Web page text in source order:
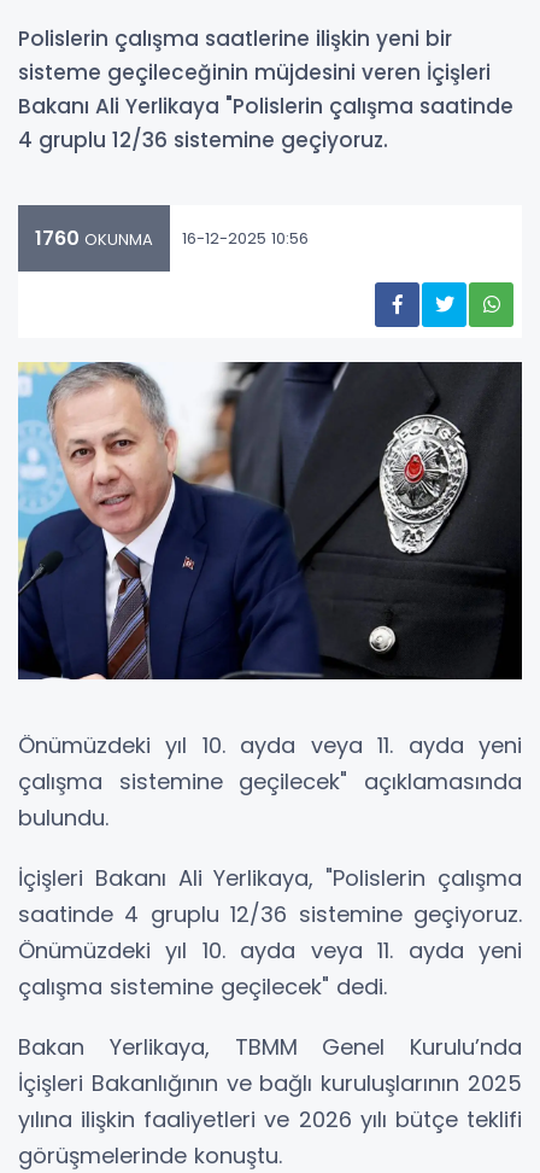
Polislerin çalışma saatlerine ilişkin yeni bir
sisteme geçileceğinin müjdesini veren İçişleri
Bakanı Ali Yerlikaya "Polislerin çalışma saatinde
4 gruplu 12/36 sistemine geçiyoruz.
1760 OKUNMA 16-12-2025 10:56
Önümüzdeki yıl 10. ayda veya 11. ayda yeni
çalışma sistemine geçilecek" açıklamasında
bulundu.
İçişleri Bakanı Ali Yerlikaya, "Polislerin çalışma
saatinde 4 gruplu 12/36 sistemine geçiyoruz.
Önümüzdeki yıl 10. ayda veya 11. ayda yeni
çalışma sistemine geçilecek" dedi.
Bakan Yerlikaya, TBMM Genel Kurulu’nda
İçişleri Bakanlığının ve bağlı kuruluşlarının 2025
yılına ilişkin faaliyetleri ve 2026 yılı bütçe teklifi
görüşmelerinde konuştu.